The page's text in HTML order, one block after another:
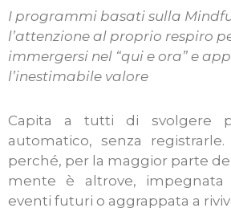
I programmi basati sulla
l’attenzione al proprio respiro
immergersi nel “qui e ora” e
l’inestimabile valore
Capita a tutti di svolgere
automatico, senza registrarle.
perché, per la maggior parte
mente è altrove, impegnata
eventi futuri o aggrappata a